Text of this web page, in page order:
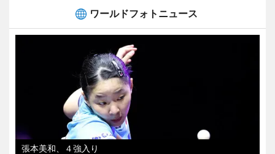
ワールドフォトニュース
張本美和、４強入り